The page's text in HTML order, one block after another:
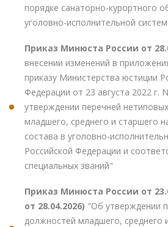
порядке санаторно-курортного
уголовно-исполнительной
Приказ Минюста России от
внесении изменений в
приказу Министерства юстиции
Федерации от 23 августа 2022 г.
утверждении перечней
младшего, среднего и старшего
состава в уголовно-
Российской Федерации и
специальных званий"
Приказ Минюста России от
от 28.04.2026) "Об утверждении
должностей младшего, среднего